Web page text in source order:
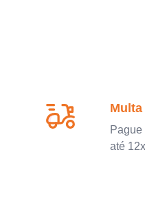
Multa
até